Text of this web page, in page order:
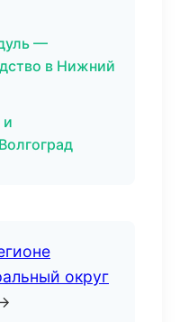
—
в Нижний
округ